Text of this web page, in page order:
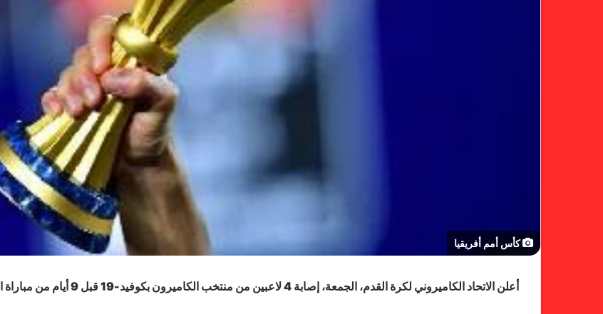
كأس أمم أفريقيا
أعلن الاتحاد الكاميروني لكرة القدم، الجمعة، إصابة 4 لاعبين من منتخب الكاميرون بكوفيد-19 قبل 9 أيام من مباراة افتتاح البطولة بين الدولة المضيفة وبوركينا فاسو.